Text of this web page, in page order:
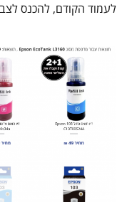
לעמוד הקודם, להכנס